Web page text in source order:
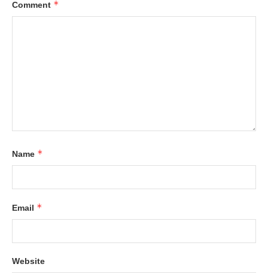
Comment *
Name *
Email *
Website